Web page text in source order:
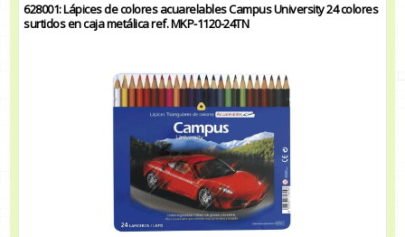
628001: Lápices de colores acuarelables Campus University 24 colores
surtidos en caja metálica ref. MKP-1120-24TN